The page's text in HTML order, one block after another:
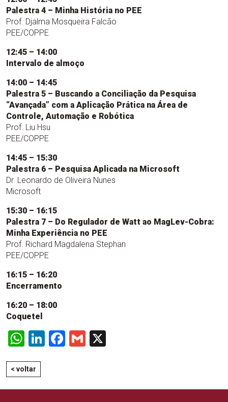
Palestra 4 – Minha História no PEE
Prof. Djalma Mosqueira Falcão
PEE/COPPE
12:45 – 14:00
Intervalo de almoço
14:00 – 14:45
Palestra 5 – Buscando a Conciliação da Pesquisa
“Avançada” com a Aplicação Prática na Área de
Controle, Automação e Robótica
Prof. Liu Hsu
PEE/COPPE
14:45 – 15:30
Palestra 6 – Pesquisa Aplicada na Microsoft
Dr. Leonardo de Oliveira Nunes
Microsoft
15:30 – 16:15
Palestra 7 – Do Regulador de Watt ao MagLev-Cobra:
Minha Experiência no PEE
Prof. Richard Magdalena Stephan
PEE/COPPE
16:15 – 16:20
Encerramento
16:20 – 18:00
Coquetel
WhatsApp
LinkedIn
Facebook
Gmail
< voltar